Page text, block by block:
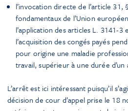
l’invocation directe de l’article
fondamentaux de l’Union
l’application des articles L. 3141-
l’acquisition des congés payés
pour origine une maladie
travail, supérieur à une durée d’un
L’arrêt est ici intéressant puisqu’il
décision de cour d’appel prise le 18